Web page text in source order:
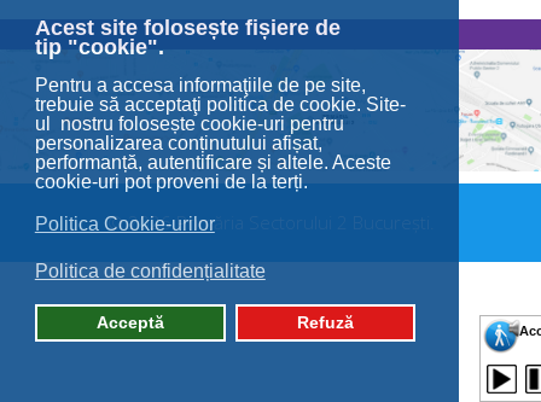
Acest site folosește fișiere de
tip "cookie".
Pentru a accesa informaţiile de pe site,
trebuie să acceptaţi politica de cookie. Site-
ul nostru folosește cookie-uri pentru
personalizarea conținutului afișat,
performanță, autentificare și altele. Aceste
cookie-uri pot proveni de la terți.
Politica Cookie-urilor
Politica de confidențialitate
Acceptă Refuză
© 2026 Primăria Sectorului 2 București.